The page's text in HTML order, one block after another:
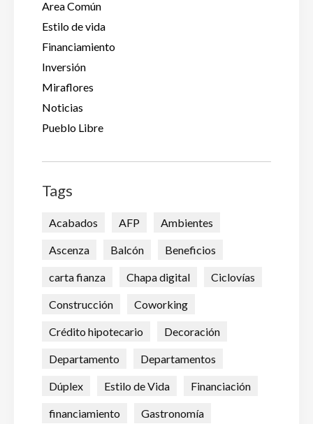
Area Común
Estilo de vida
Financiamiento
Inversión
Miraflores
Noticias
Pueblo Libre
Tags
Acabados AFP Ambientes
Ascenza Balcón Beneficios
carta fianza Chapa digital Ciclovías
Construcción Coworking
Crédito hipotecario Decoración
Departamento Departamentos
Dúplex Estilo de Vida Financiación
financiamiento Gastronomía